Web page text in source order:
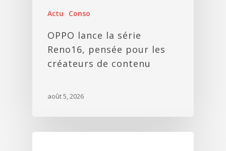
Actu Conso
OPPO lance la série
Reno16, pensée pour les
créateurs de contenu
août 5, 2026